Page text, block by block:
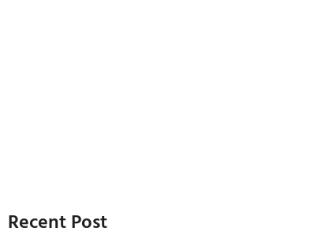
Recent Post